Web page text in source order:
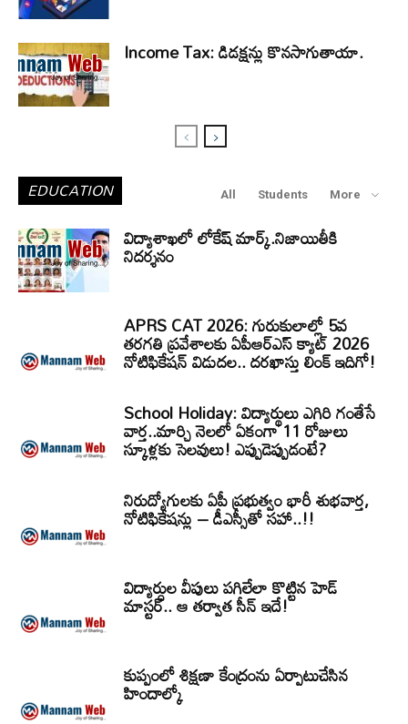
Income Tax: డిడక్షన్లు కొనసాగుతాయా.
EDUCATION All Students More
విద్యాశాఖలో లోకేష్ మార్క్.నిజాయితీకి
నిదర్శనం
APRS CAT 2026: గురుకులాల్లో 5వ
తరగతి ప్రవేశాలకు ఏపీఆర్‌ఎస్‌ క్యాట్‌ 2026
నోటిఫికేషన్‌ విడుదల.. దరఖాస్తు లింక్‌ ఇదిగో!
School Holiday: విద్యార్థులు ఎగిరి గంతేసే
వార్త..మార్చి నెలలో ఏకంగా 11 రోజులు
స్కూళ్లకు సెలవులు! ఎప్పుడెప్పుడంటే?
నిరుద్యోగులకు ఏపీ ప్రభుత్వం భారీ శుభవార్త,
నోటిఫికేషన్లు – డీఎస్సీతో సహా..!!
విద్యార్ధుల వీపులు పగిలేలా కొట్టిన హెడ్
మాస్టర్.. ఆ తర్వాత సీన్‌ ఇదే!
కుప్పంలో శిక్షణా కేంద్రంను ఏర్పాటుచేసిన
హిందాల్కో